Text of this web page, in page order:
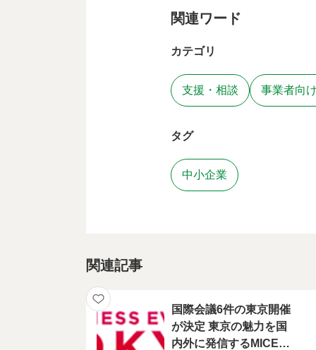
関連ワード
カテゴリ
支援・相談 事業者向
タグ
中小企業
関連記事
国際会議6件の東京開催
が決定 東京の魅力を国
内外に発信するMICE誘